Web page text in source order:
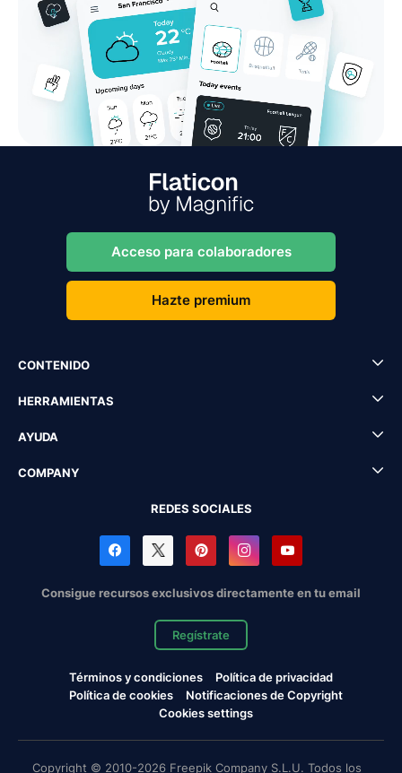
Acceso para colaboradores
Hazte premium
CONTENIDO
HERRAMIENTAS
AYUDA
COMPANY
REDES SOCIALES
Consigue recursos exclusivos directamente en tu email
Regístrate
Términos y condiciones
Política de privacidad
Política de cookies
Notificaciones de Copyright
Cookies settings
Copyright © 2010-2026 Freepik Company S.L.U. Todos los